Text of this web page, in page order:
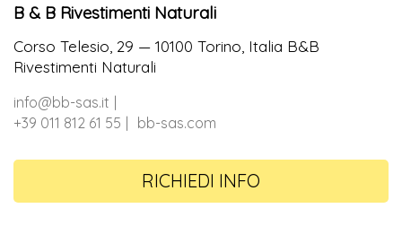
B & B Rivestimenti Naturali
Corso Telesio, 29 — 10100 Torino, Italia B&B
Rivestimenti Naturali
info@bb-sas.it
+39 011 812 61 55
bb-sas.com
RICHIEDI INFO